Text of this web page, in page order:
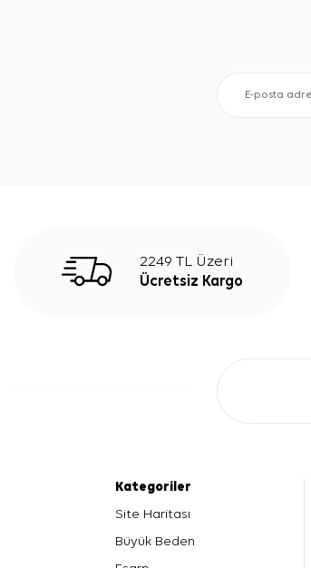
2249 TL Üzeri
Ücretsiz Kargo
Kategoriler
Site Haritası
Büyük Beden